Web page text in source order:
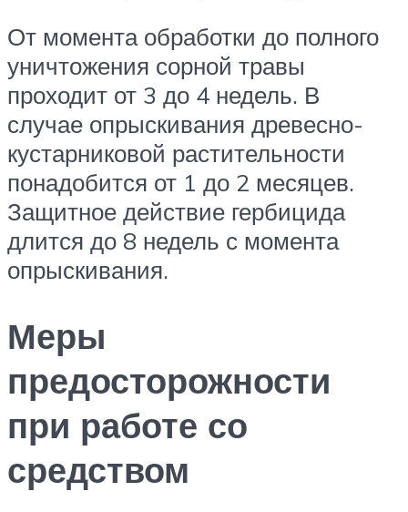
От момента обработки до полного
уничтожения сорной травы
проходит от 3 до 4 недель. В
случае опрыскивания древесно-
кустарниковой растительности
понадобится от 1 до 2 месяцев.
Защитное действие гербицида
длится до 8 недель с момента
опрыскивания.
Меры
предосторожности
при работе со
средством